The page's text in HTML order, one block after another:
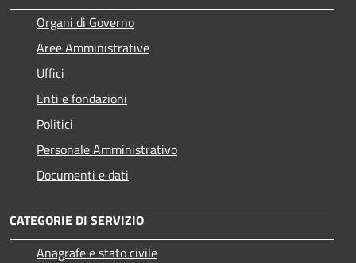
Organi di Governo
Aree Amministrative
Uffici
Enti e fondazioni
Politici
Personale Amministrativo
Documenti e dati
CATEGORIE DI SERVIZIO
Anagrafe e stato civile